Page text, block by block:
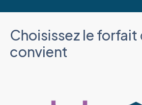
Choisissez le forfait
convient